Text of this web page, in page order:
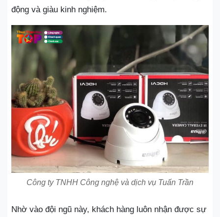
động và giàu kinh nghiệm.
Công ty TNHH Công nghệ và dịch vụ Tuấn Trần
Nhờ vào đội ngũ này, khách hàng luôn nhận được sự